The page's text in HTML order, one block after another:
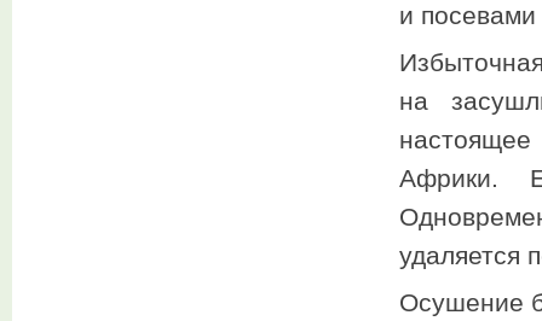
и посевами
на
Африки.
удаляется
Осушение